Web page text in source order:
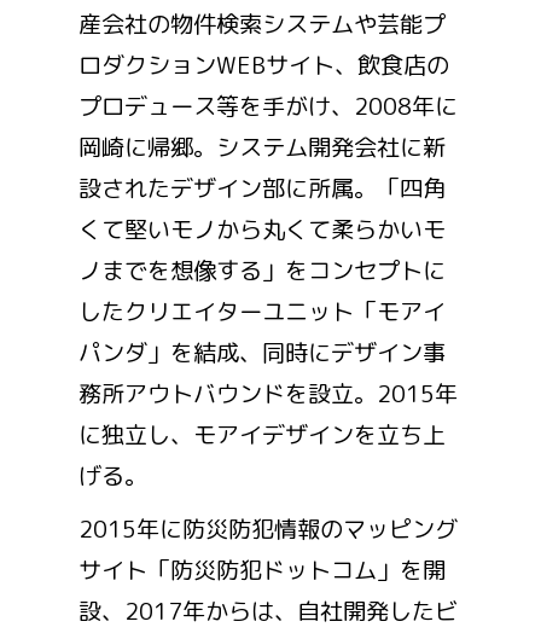
産会社の物件検索システムや芸能プ
ロダクションWEBサイト、飲食店の
プロデュース等を手がけ、2008年に
岡崎に帰郷。システム開発会社に新
設されたデザイン部に所属。「四角
くて堅いモノから丸くて柔らかいモ
ノまでを想像する」をコンセプトに
したクリエイターユニット「モアイ
パンダ」を結成、同時にデザイン事
務所アウトバウンドを設立。2015年
に独立し、モアイデザインを立ち上
げる。
2015年に防災防犯情報のマッピング
サイト「防災防犯ドットコム」を開
設、2017年からは、自社開発したビ